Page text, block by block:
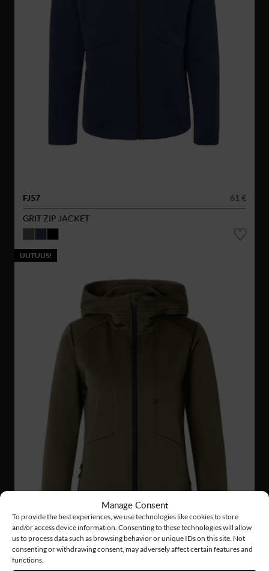
Manage Consent
To provide the best experiences, we use technologies like cookies to store
and/or access device information. Consenting to these technologies will allow
us to process data such as browsing behavior or unique IDs on this site. Not
consenting or withdrawing consent, may adversely affect certain features and
functions.
FJ57
61 €
GRIT ZIP JACKET
UUTUUS!